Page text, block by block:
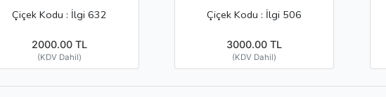
Çiçek Kodu : İlgi 632
2000.00 TL
(KDV Dahil)
Çiçek Kodu : İlgi 506
3000.00 TL
(KDV Dahil)